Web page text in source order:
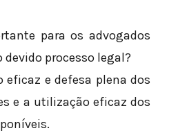
para os advogados
processo legal?
eficaz e defesa plena dos
e a utilização eficaz dos